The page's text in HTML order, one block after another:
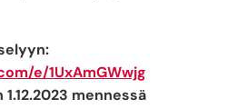
e/1UxAmGWwjg
mennessä